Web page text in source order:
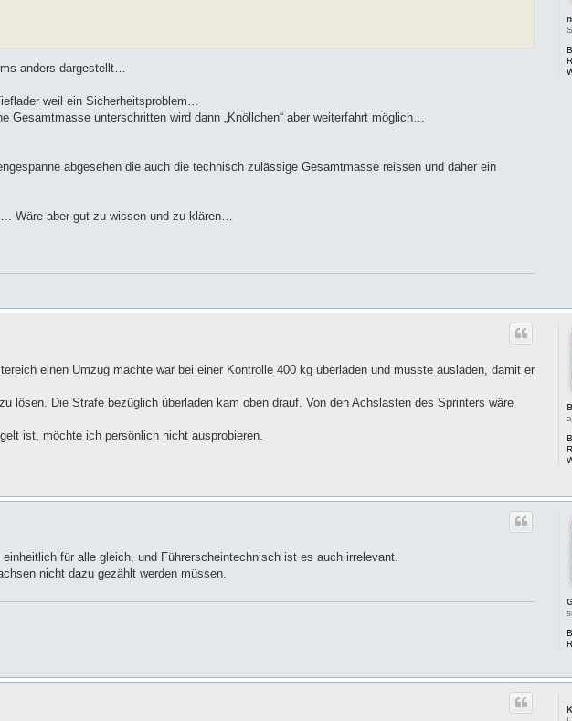
anders dargestellt…
weil ein Sicherheitsproblem…
unterschritten wird dann „Knöllchen“ aber weiterfahrt möglich…
abgesehen die auch die technisch zulässige Gesamtmasse reissen und daher ein
Wäre aber gut zu wissen und zu klären…
einen Umzug machte war bei einer Kontrolle 400 kg überladen und musste ausladen, damit er
lösen. Die Strafe bezüglich überladen kam oben drauf. Von den Achslasten des Sprinters wäre
ist, möchte ich persönlich nicht ausprobieren.
für alle gleich, und Führerscheintechnisch ist es auch irrelevant.
nicht dazu gezählt werden müssen.